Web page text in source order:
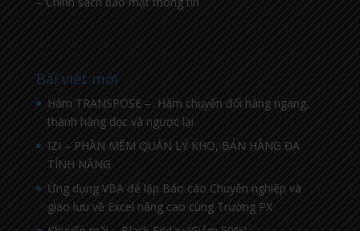
Bài viết mới
Hàm TRANSPOSE – Hàm chuyển đổi hàng ngang,
thành hàng dọc và ngược lại
IZI – PHẦN MỀM QUẢN LÝ KHO, BÁN HÀNG ĐA
TÍNH NĂNG
Ứng dụng VBA để lập Báo cáo Chuyên nghiệp và
giao lưu về Excel nâng cao cùng Trường PX